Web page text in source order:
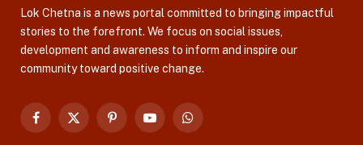
Lok Chetna is a news portal committed to bringing impactful
stories to the forefront. We focus on social issues,
development and awareness to inform and inspire our
community toward positive change.
Facebook
X
PinterestYouTubeWhatsApp